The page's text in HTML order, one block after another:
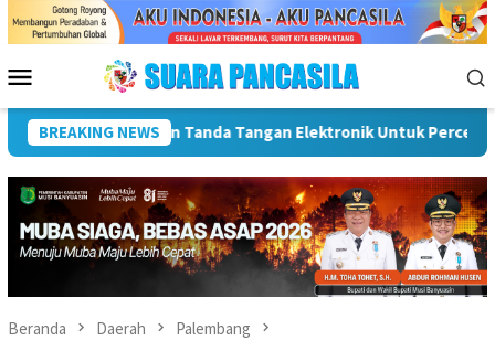
Menu
Mobile
BREAKING NEWS
SPBE Dorong UMKM Naik Kelas, Ratu Dewa
Beranda Daerah Palembang